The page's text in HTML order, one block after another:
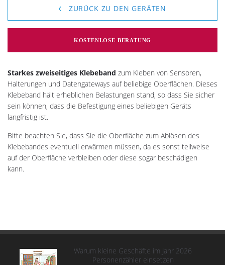
ZURÜCK ZU DEN GERÄTEN
KOSTENLOSE BERATUNG
Starkes zweiseitiges Klebeband zum Kleben von Sensoren,
Halterungen und Datengateways auf beliebige Oberflächen. Dieses
Klebeband hält erheblichen Belastungen stand, so dass Sie sicher
sein können, dass die Befestigung eines beliebigen Geräts
langfristig ist.
Bitte beachten Sie, dass Sie die Oberfläche zum Ablösen des
Klebebandes eventuell erwärmen müssen, da es sonst teilweise
auf der Oberfläche verbleiben oder diese sogar beschädigen
kann.
Warum kleine Geschäfte im Jahr 2026
Personenzähler einsetzen